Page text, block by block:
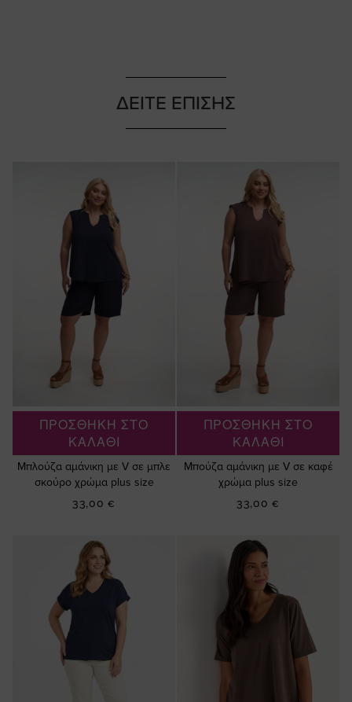
ΠΡΟΣΘΗΚΗ ΣΤΟ
ΚΑΛΑΘΙ
Μπλούζα αμάνικη με V σε μπλε
σκούρο χρώμα plus size
33,00 €
ΠΡΟΣΘΗΚΗ ΣΤΟ
ΚΑΛΑΘΙ
Μπούζα αμάνικη με V σε καφέ
χρώμα plus size
33,00 €
ΔΕΙΤΕ ΕΠΙΣΗΣ